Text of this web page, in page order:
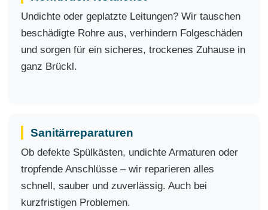
Undichte oder geplatzte Leitungen? Wir tauschen
beschädigte Rohre aus, verhindern Folgeschäden
und sorgen für ein sicheres, trockenes Zuhause in
ganz Brückl.
Sanitärreparaturen
Ob defekte Spülkästen, undichte Armaturen oder
tropfende Anschlüsse – wir reparieren alles
schnell, sauber und zuverlässig. Auch bei
kurzfristigen Problemen.